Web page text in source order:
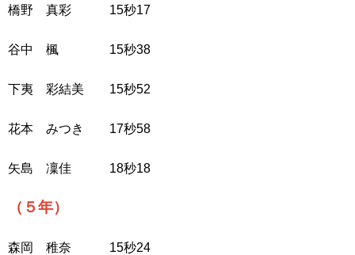
橋野 真彩 15秒17
谷中 楓 15秒38
下夷 彩結美 15秒52
花本 みつき 17秒58
矢島 凜佳 18秒18
（５年）
森岡 稚奈 15秒24